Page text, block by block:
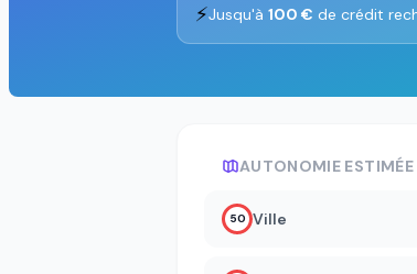
⚡Jusqu'à 100 € de crédit
AUTONOMIE ESTIMÉE
50 Ville